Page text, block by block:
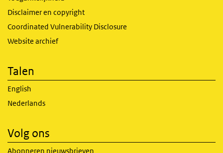
Disclaimer en copyright
Coordinated Vulnerability Disclosure
Website archief
Talen
English
Nederlands
Volg ons
Abonneren nieuwsbrieven